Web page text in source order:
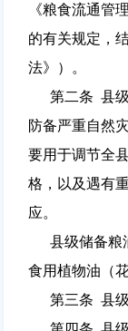
《粮食流通管
的有关规定，
法》）。
第二条 县级
防备严重自然
要用于调节全
格，以及遇有
应。
县级储备粮
食用植物油（
第三条 县级